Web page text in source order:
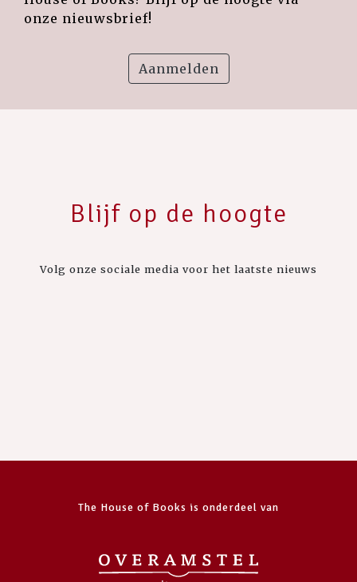
onze nieuwsbrief!
Aanmelden
Blijf op de hoogte
Volg onze sociale media voor het laatste nieuws
The House of Books is onderdeel van